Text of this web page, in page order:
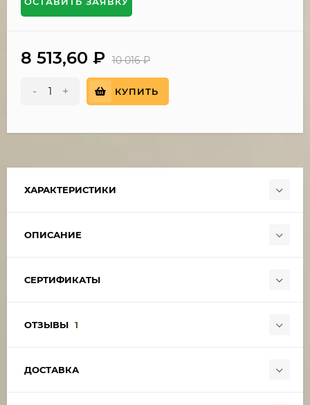
8 513,60 ₽ 10 016₽
- + КУПИТЬ
ХАРАКТЕРИСТИКИ
ОПИСАНИЕ
СЕРТИФИКАТЫ
ОТЗЫВЫ 1
ДОСТАВКА